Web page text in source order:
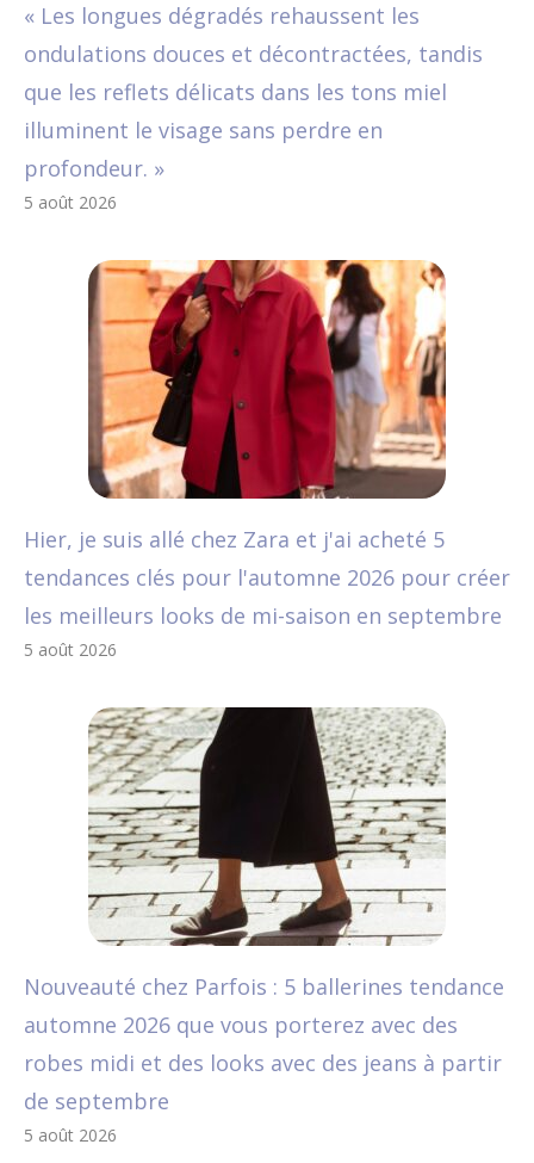
« Les longues dégradés rehaussent les
ondulations douces et décontractées, tandis
que les reflets délicats dans les tons miel
illuminent le visage sans perdre en
profondeur. »
5 août 2026
Hier, je suis allé chez Zara et j'ai acheté 5
tendances clés pour l'automne 2026 pour créer
les meilleurs looks de mi-saison en septembre
5 août 2026
Nouveauté chez Parfois : 5 ballerines tendance
automne 2026 que vous porterez avec des
robes midi et des looks avec des jeans à partir
de septembre
5 août 2026